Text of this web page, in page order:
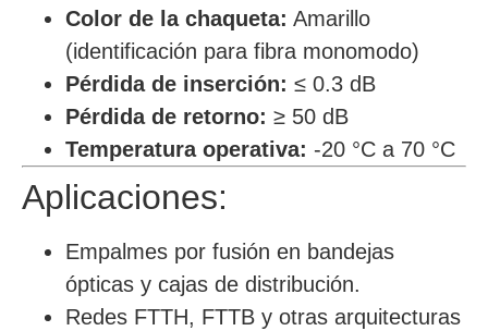
Color de la chaqueta: Amarillo
(identificación para fibra monomodo)
Pérdida de inserción: ≤ 0.3 dB
Pérdida de retorno: ≥ 50 dB
Temperatura operativa: -20 °C a 70 °C
Aplicaciones:
Empalmes por fusión en bandejas
ópticas y cajas de distribución.
Redes FTTH, FTTB y otras arquitecturas